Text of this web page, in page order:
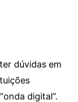
dúvidas em
digital”.